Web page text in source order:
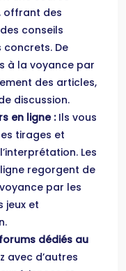
offrant des
conseils
concrets. De
à la voyance par
des articles,
discussion.
en ligne : Ils vous
tirages et
Les
regorgent de
par les
jeux et
dédiés au
avec d’autres